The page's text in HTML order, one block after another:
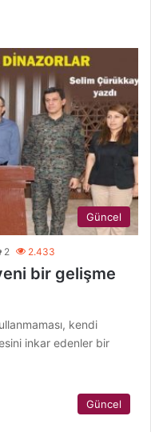
Güncel
2 2.433
bir gelişme
kendi
inkar edenler bir
Güncel